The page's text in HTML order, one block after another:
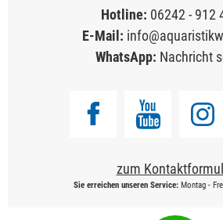
Hotline: 06242 - 912
E-Mail:
WhatsApp: Nachricht
zum
Sie erreichen unseren Service:Montag -